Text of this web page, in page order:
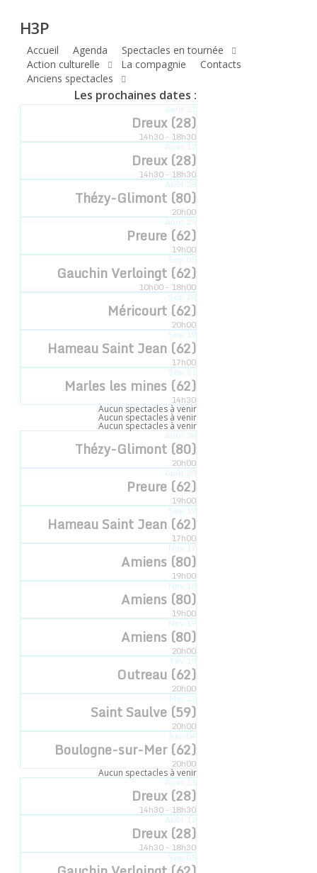
content
H3P
Compagnie
hyperbole
à trois poils
Compagnie Hyperbole à Trois Poils Retrouvez-
nous sur notre communauté
H3P
Accueil Agenda
Spectacles en tournée
Action culturelle
La compagnie
Contacts
Anciens spectacles
Les prochaines dates :
Août11
Dreux (28)
14h30 - 18h30
Août12
Dreux (28)
14h30 - 18h30
Août28
Thézy-Glimont (80)
20h00
Août29
Preure (62)
19h00
Sep05
Gauchin Verloingt (62)
10h00 - 18h00
Sep18
Méricourt (62)
20h00
Sep19
Hameau Saint Jean (62)
17h00
Sep21
Marles les mines (62)
14h30
Aucun spectacles à venir
Aucun spectacles à venir
Aucun spectacles à venir
Août28
Thézy-Glimont (80)
20h00
Août29
Preure (62)
19h00
Sep19
Hameau Saint Jean (62)
17h00
Nov17
Amiens (80)
19h00
Nov18
Amiens (80)
19h00
Nov19
Amiens (80)
20h00
Fév19
Outreau (62)
20h00
Mar13
Saint Saulve (59)
20h00
Juin04
Boulogne-sur-Mer (62)
20h00
Aucun spectacles à venir
Août11
Dreux (28)
14h30 - 18h30
Août12
Dreux (28)
14h30 - 18h30
Sep05
»Rumegies (59)
« Tous les Évènements
Cet évènement est passé.
Rumegies (59)
Ajouter au calendrier
Date :
Heure :
Catégorie d’Évènement:
L'enfant de la montagne